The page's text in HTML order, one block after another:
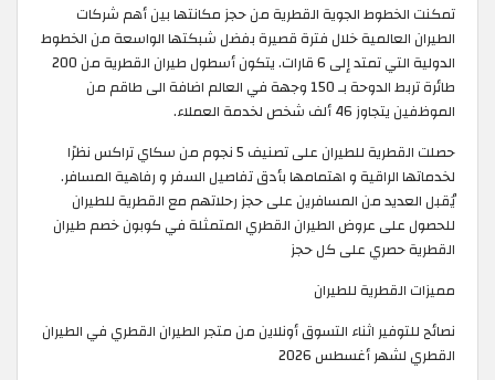
تمكنت الخطوط الجوية القطرية من حجز مكانتها بين أهم شركات
الطيران العالمية خلال فترة قصيرة بفضل شبكتها الواسعة من الخطوط
الدولية التي تمتد إلى 6 قارات. يتكون أسطول طيران القطرية من 200
طائرة تربط الدوحة بـ 150 وجهة في العالم اضافة الى طاقم من
الموظفين يتجاوز 46 ألف شخص لخدمة العملاء.
حصلت القطرية للطيران على تصنيف 5 نجوم من سكاي تراكس نظرًا
لخدماتها الراقية و اهتمامها بأدق تفاصيل السفر و رفاهية المسافر.
يُقبل العديد من المسافرين على حجز رحلاتهم مع القطرية للطيران
للحصول على عروض الطيران القطري المتمثلة في كوبون خصم طيران
القطرية حصري على كل حجز
مميزات القطرية للطيران
نصائح للتوفير اثناء التسوق أونلاين من متجر الطيران القطري في الطيران
القطري لشهر أغسطس 2026